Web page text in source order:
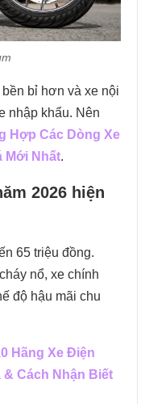
bỉ hơn và xe nội
nhập khẩu. Nên
Hợp Các Dòng Xe
Mới Nhất.
2026 hiện
65 triệu đồng.
nổ, xe chính
độ hậu mãi chu
Hãng Xe Điện
Cách Nhận Biết